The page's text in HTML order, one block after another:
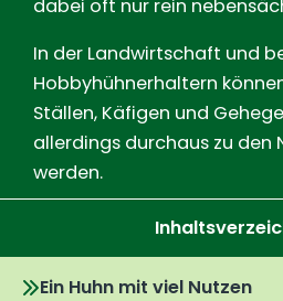
dabei oft nur rein
In der Landwirtschaft und
Hobbyhühnerhaltern
Ställen, Käfigen und
allerdings durchaus zu den
werden.
Ein Huhn mit viel Nutzen